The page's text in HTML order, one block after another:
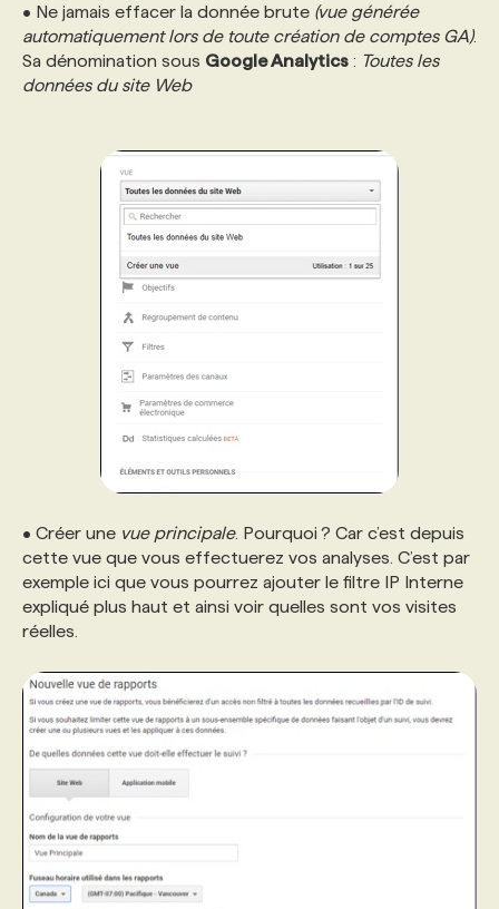
• Ne jamais effacer la donnée brute (vue générée
automatiquement lors de toute création de comptes GA).
Sa dénomination sous Google Analytics : Toutes les
données du site Web
• Créer une vue principale. Pourquoi ? Car c’est depuis
cette vue que vous effectuerez vos analyses. C’est par
exemple ici que vous pourrez ajouter le filtre IP Interne
expliqué plus haut et ainsi voir quelles sont vos visites
réelles.